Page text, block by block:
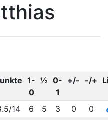
1-
0
½ 0-
1
+/- -/+
14 6 5 3 0
0